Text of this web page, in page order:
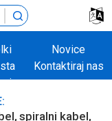
Novice
Kontaktiraj nas
spiralni kabel